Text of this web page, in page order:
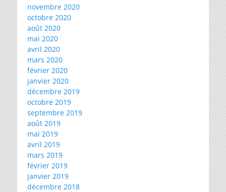
novembre 2020
octobre 2020
août 2020
mai 2020
avril 2020
mars 2020
février 2020
janvier 2020
décembre 2019
octobre 2019
septembre 2019
août 2019
mai 2019
avril 2019
mars 2019
février 2019
janvier 2019
décembre 2018